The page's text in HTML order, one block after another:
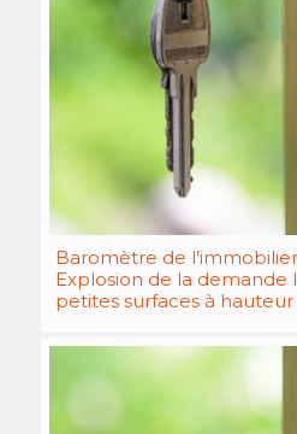
Baromètre de
Explosion de la demande
petites surfaces à hauteur